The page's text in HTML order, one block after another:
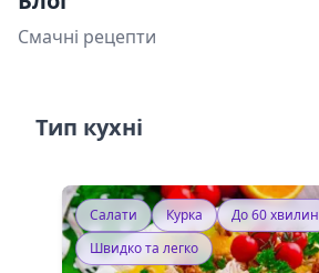
Смачні рецепти
Тип кухні
Салати Курка
До 60 хвилин
Швидко та легко